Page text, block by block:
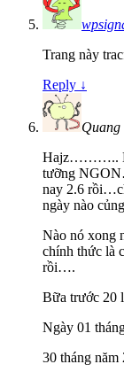
Trang này
Reply ↓
Quang
Hajz………..
tưỡng
nay 2.6
ngày nào
Nào nó xong
chính thức là
rồi….
Bữa trước
Ngày 01
30 tháng